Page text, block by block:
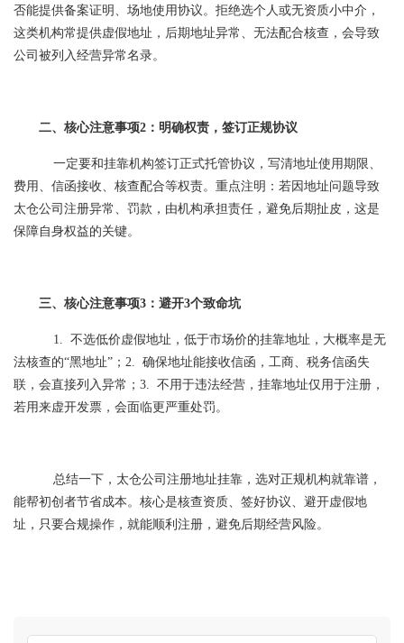
否能提供备案证明、场地使用协议。拒绝选个人或无资质小中介，
这类机构常提供虚假地址，后期地址异常、无法配合核查，会导致
公司被列入经营异常名录。
二、核心注意事项2：明确权责，签订正规协议
一定要和挂靠机构签订正式托管协议，写清地址使用期限、
费用、信函接收、核查配合等权责。重点注明：若因地址问题导致
太仓公司注册异常、罚款，由机构承担责任，避免后期扯皮，这是
保障自身权益的关键。
三、核心注意事项3：避开3个致命坑
1. 不选低价虚假地址，低于市场价的挂靠地址，大概率是无
法核查的“黑地址”；2. 确保地址能接收信函，工商、税务信函失
联，会直接列入异常；3. 不用于违法经营，挂靠地址仅用于注册，
若用来虚开发票，会面临更严重处罚。
总结一下，太仓公司注册地址挂靠，选对正规机构就靠谱，
能帮初创者节省成本。核心是核查资质、签好协议、避开虚假地
址，只要合规操作，就能顺利注册，避免后期经营风险。